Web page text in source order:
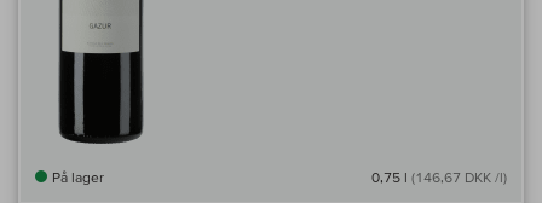
På lager 0,75 l (146,67 DKK /l)